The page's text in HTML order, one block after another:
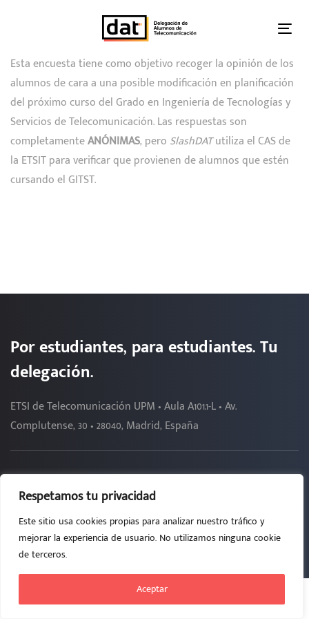
Respetamos tu privacidad
Este sitio usa cookies propias para analizar nuestro tráfico y
mejorar la experiencia de usuario. No utilizamos ninguna cookie
de terceros.
Aceptar
navigation
Skip
content
Esta encuesta tiene como objetivo recoger la opinión de los
alumnos de cara a una posible modificación en planificación
del próximo curso del Grado en Ingeniería de Tecnologías y
Servicios de Telecomunicación. Las respuestas son
completamenteANÓNIMAS, pero SlashDATutiliza el CAS de
la ETSIT para verificar que provienen de alumnos que estén
cursando el GITST.
Por estudiantes, para estudiantes. Tu
delegación.
ETSI de Telecomunicación UPM • Aula A101.1-L • Av.
Complutense, 30 • 28040, Madrid, España
da.etsit(at)upm.es
91 06 71919